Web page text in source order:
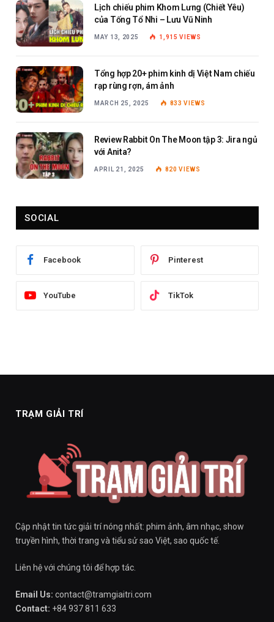
Lịch chiếu phim Khom Lưng (Chiết Yêu)
của Tống Tổ Nhi – Lưu Vũ Ninh
MAY 13, 2025 1,915VIEWS
Tổng hợp 20+ phim kinh dị Việt Nam chiếu
rạp rùng rợn, ám ảnh
MARCH 25, 2025 833VIEWS
Review Rabbit On The Moon tập 3: Jira ngủ
với Anita?
APRIL 21, 2025 820VIEWS
SOCIAL
Facebook Pinterest
YouTube TikTok
TRẠM GIẢI TRÍ
Cập nhật tin tức giải trí nóng nhất: phim ảnh, âm nhạc, show
truyền hình, thời trang và tiểu sử sao Việt, sao quốc tế.
Liên hệ với chúng tôi để hợp tác.
Email Us: contact@tramgiaitri.com
Contact: +84 937 811 633